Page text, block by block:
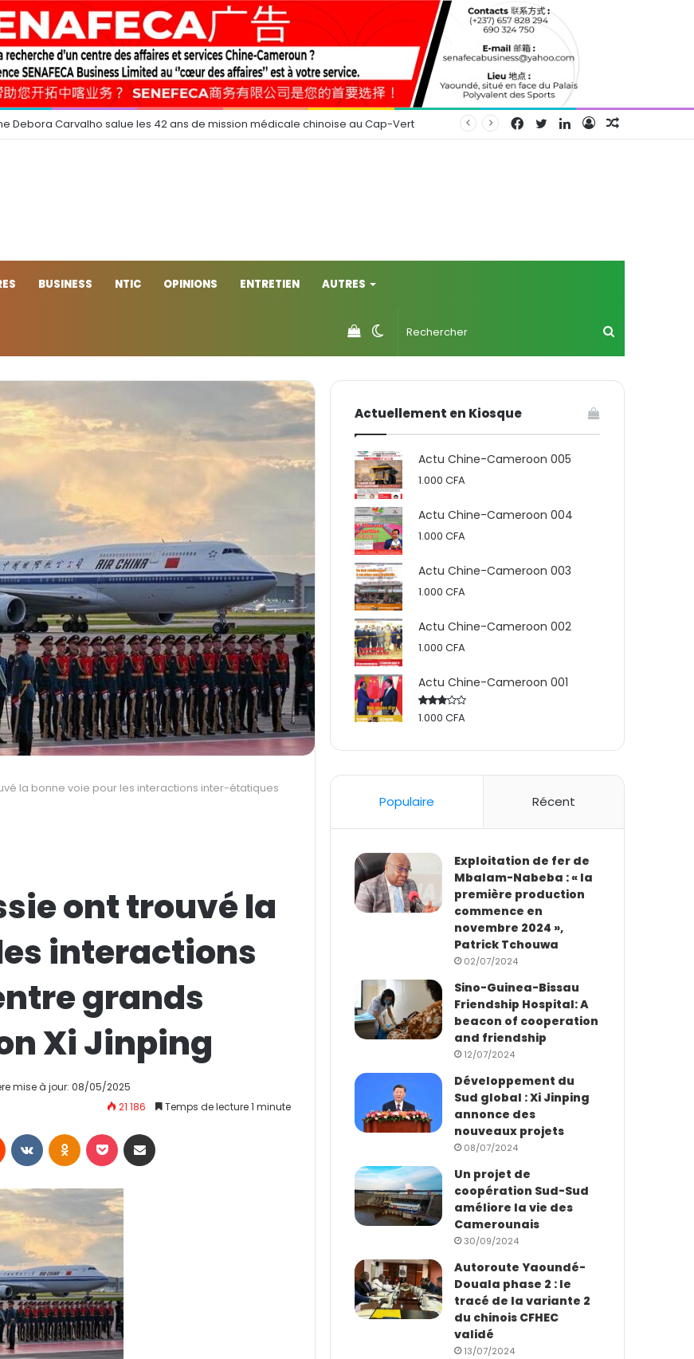
Debora Carvalho salue les 42 ans de mission médicale chinoise au Cap-Vert Connexion
Linkedin
Twitter
Facebook
BUSINESS NTIC OPINIONS ENTRETIEN AUTRES
Switch
skin
Voir
votre
la bonne voie pour les interactions inter-étatiques
ont trouvé la
interactions
grands
Xi Jinping
mise à jour: 08/05/2025
21 186
Temps de lecture 1 minute
Actuellement en Kiosque
Actu Chine-Cameroon 005
1.000CFA
Actu Chine-Cameroon 004
1.000CFA
Actu Chine-Cameroon 003
1.000CFA
Actu Chine-Cameroon 002
1.000CFA
Actu Chine-Cameroon 001
Rated
1.000CFA
Populaire Récent
Exploitation de fer de
Mbalam-Nabeba : « la
première production
commence en
novembre 2024 »,
Patrick Tchouwa
02/07/2024
Sino-Guinea-Bissau
Friendship Hospital: A
beacon of cooperation
and friendship
12/07/2024
Développement du
Sud global : Xi Jinping
annonce des
nouveaux projets
08/07/2024
Un projet de
coopération Sud-Sud
améliore la vie des
Camerounais
30/09/2024
Autoroute Yaoundé-
Douala phase 2 : le
tracé de la variante 2
du chinois CFHEC
validé
13/07/2024